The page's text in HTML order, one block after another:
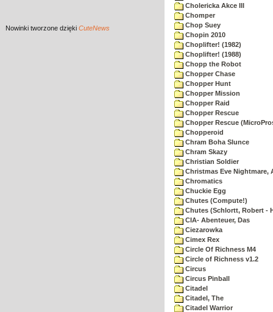
Nowinki tworzone dzięki CuteNews
Cholericka Akce III
Chomper
Chop Suey
Chopin 2010
Choplifter! (1982)
Choplifter! (1988)
Chopp the Robot
Chopper Chase
Chopper Hunt
Chopper Mission
Chopper Raid
Chopper Rescue
Chopper Rescue
Chopperoid
Chram Boha Slunce
Chram Skazy
Christian Soldier
Christmas Eve Nightmare,
Chromatics
Chuckie Egg
Chutes (Compute!)
Chutes (Schlortt, Robert -
CIA- Abenteuer, Das
Ciezarowka
Cimex Rex
Circle Of Richness M4
Circle of Richness v1.2
Circus
Circus Pinball
Citadel
Citadel, The
Citadel Warrior